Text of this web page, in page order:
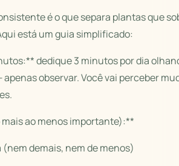
é o que separa plantas que
está um guia simplificado:
dedique 3 minutos por dia
apenas observar. Você vai perceber
ao menos importante):**
(nem demais, nem de menos)